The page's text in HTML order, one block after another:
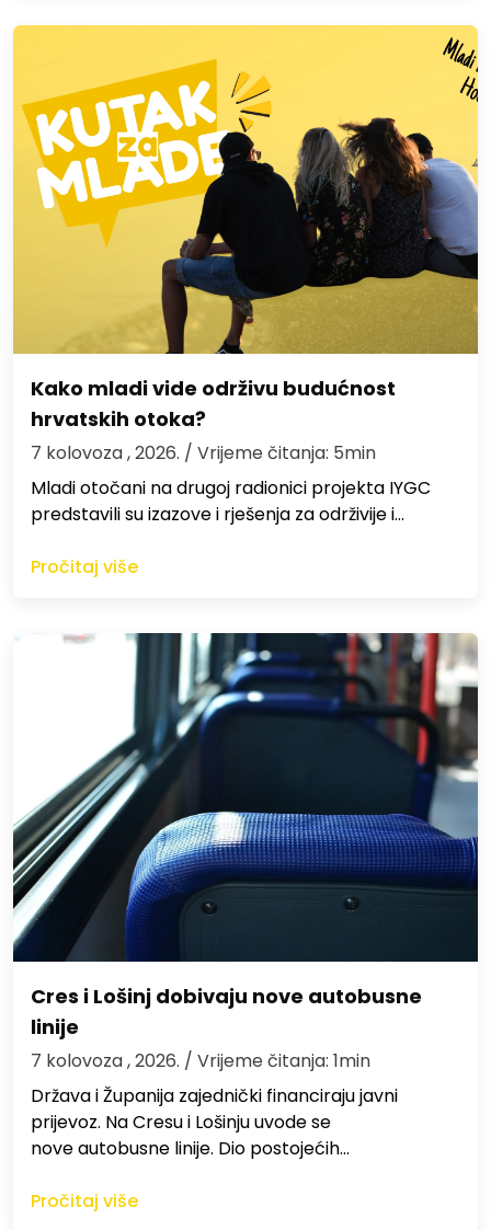
Kako mladi vide održivu budućnost
hrvatskih otoka?
7 kolovoza , 2026. / Vrijeme čitanja: 5min
Mladi otočani na drugoj radionici projekta IYGC
predstavili su izazove i rješenja za održivije i…
Pročitaj više
Cres i Lošinj dobivaju nove autobusne
linije
7 kolovoza , 2026. / Vrijeme čitanja: 1min
Država i Županija zajednički financiraju javni
prijevoz. Na Cresu i Lošinju uvode se
nove autobusne linije. Dio postojećih…
Pročitaj više